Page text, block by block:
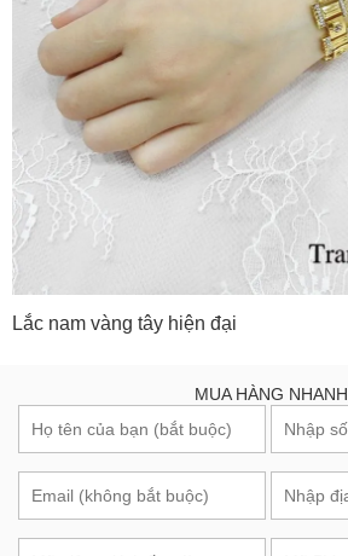
Lắc nam vàng tây hiện đại
MUA HÀNG NHANH